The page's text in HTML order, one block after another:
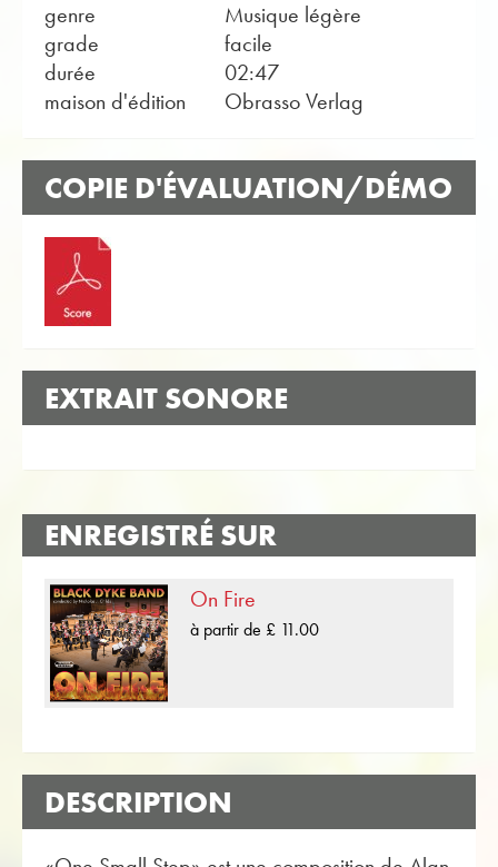
genre
Musique légère
grade
facile
durée
02:47
maison d'édition
Obrasso Verlag
COPIE D'ÉVALUATION/DÉMO
EXTRAIT SONORE
ENREGISTRÉ SUR
On Fire
à partir de £ 11.00
DESCRIPTION